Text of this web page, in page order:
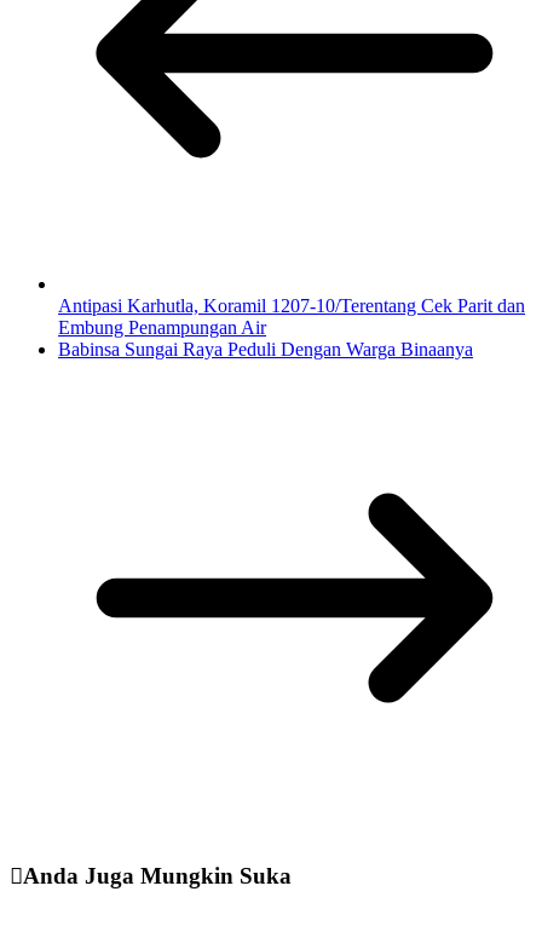
Antipasi Karhutla, Koramil 1207-10/Terentang Cek Parit dan
Embung Penampungan Air
Babinsa Sungai Raya Peduli Dengan Warga Binaanya
Anda Juga Mungkin Suka